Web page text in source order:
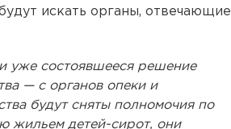
искать органы, отвечающие
уже состоявшееся решение
— с органов опеки и
будут сняты полномочия по
жильем детей-сирот, они